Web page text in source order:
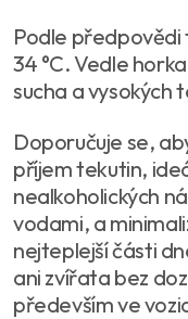
Podle
34 °C. Vedle
sucha a vysokých
Doporučuje se,
příjem tekutin,
nealkoholických
vodami, a
nejteplejší části
ani zvířata bez
především ve